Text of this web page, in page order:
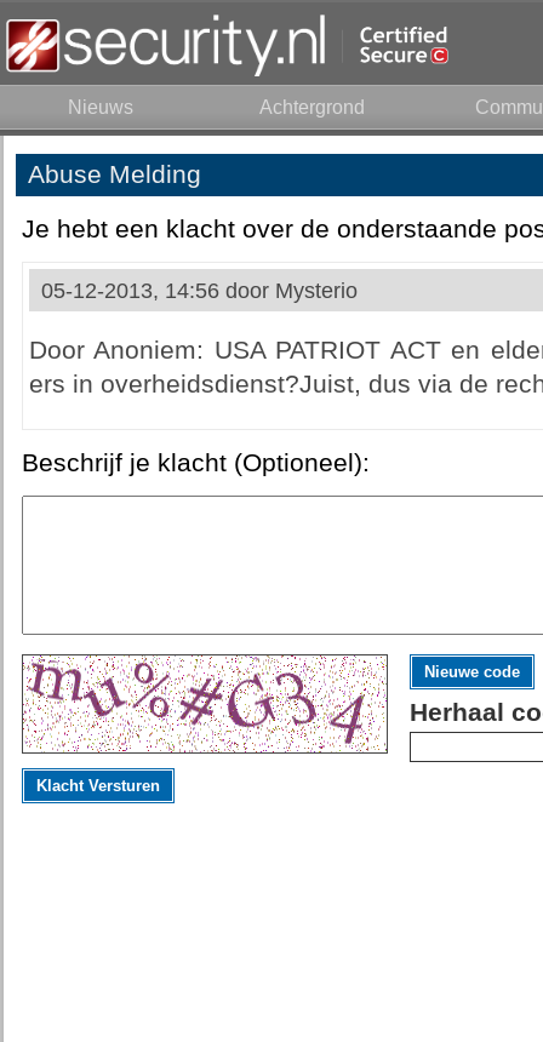
Nieuws Achtergrond
Abuse Melding
Je hebt een klacht over de onderstaande
05-12-2013, 14:56 door Mysterio
Door Anoniem: USA PATRIOT ACT en
ers in overheidsdienst?Juist, dus via de
Beschrijf je klacht (Optioneel):
Nieuwe code
Herhaal
Klacht Versturen